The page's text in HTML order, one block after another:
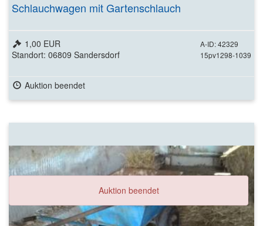
Schlauchwagen mit Gartenschlauch
A-ID: 42329
15pv1298-1039
1,00 EUR
Standort: 06809 Sandersdorf
Auktion beendet
Auktion beendet